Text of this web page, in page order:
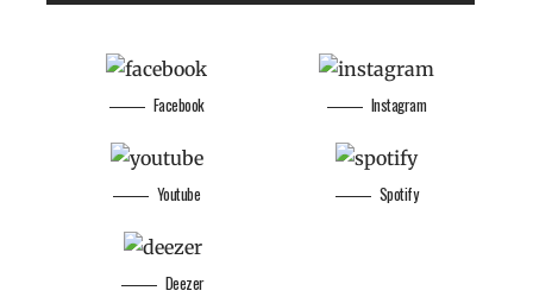
Facebook
Youtube
Instagram
Spotify
Deezer